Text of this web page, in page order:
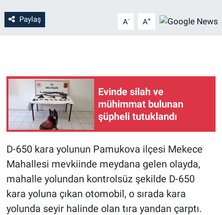
Paylaş A- A+
Evinde silah ve
mühimmat bulunan
şüpheli tutuklandı
D-650 kara yolunun Pamukova ilçesi Mekece
Mahallesi mevkiinde meydana gelen olayda,
mahalle yolundan kontrolsüz şekilde D-650
kara yoluna çıkan otomobil, o sırada kara
yolunda seyir halinde olan tıra yandan çarptı.